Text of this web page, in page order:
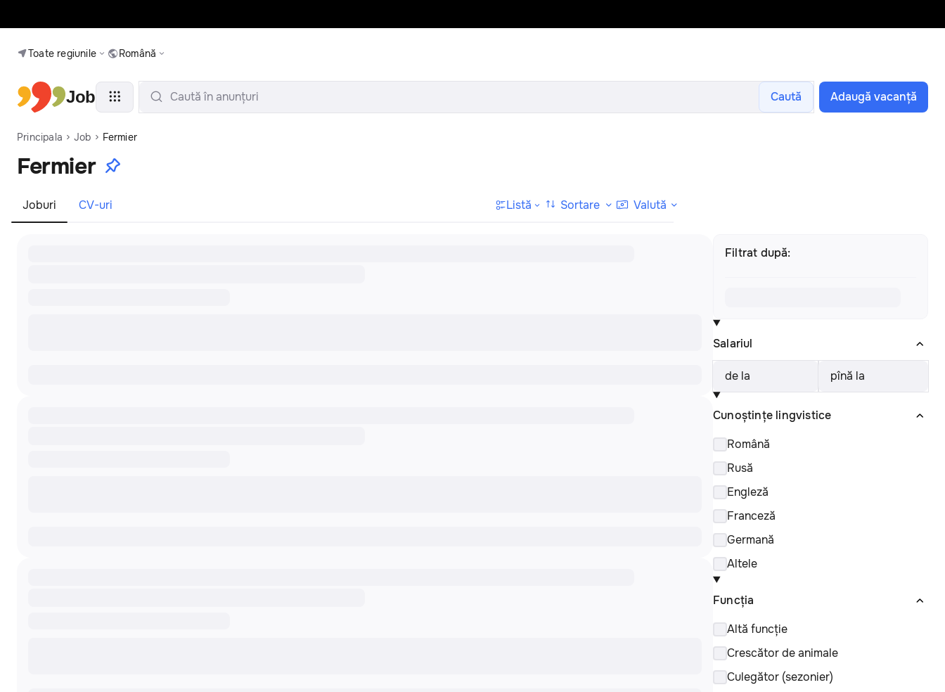
Toate regiunile Română
Job Caută în anunțuri Caută Adaugă vacanță
Principala Job Fermier
Fermier
Joburi CV-uri Listă Sortare Valută
Filtrat după:
Salariul
de la pînă la
Cunoștințe lingvistice
Română
Rusă
Engleză
Franceză
Germană
Altele
Funcția
Altă funcție
Crescător de animale
Culegător (sezonier)